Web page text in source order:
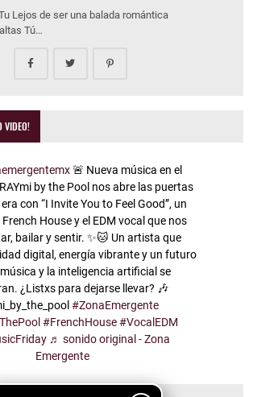
Lejos de ser una balada romántica
Tú…
VIDEO!
🚨 Nueva música en el
by the Pool nos abre las puertas
con “I Invite You to Feel Good”, un
House y el EDM vocal que nos
bailar y sentir. ✨🐱 Un artista que
digital, energía vibrante y un futuro
y la inteligencia artificial se
¿Listxs para dejarse llevar? 🎶
#ZonaEmergente
#FrenchHouse #VocalEDM
♬ sonido original - Zona
Emergente